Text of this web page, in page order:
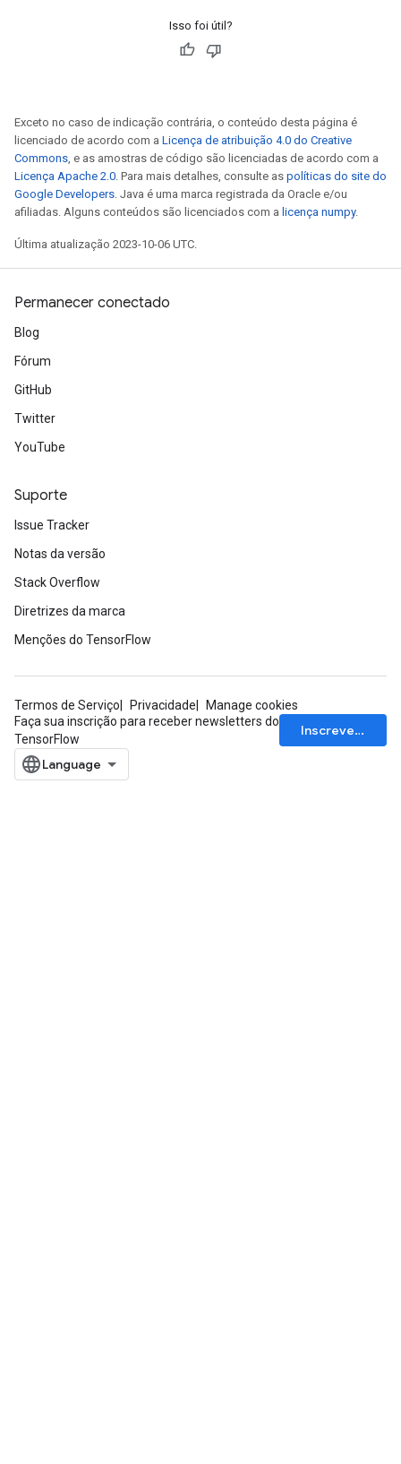
Isso foi útil?
Exceto no caso de indicação contrária, o conteúdo desta página é
licenciado de acordo com a Licença de atribuição 4.0 do Creative
Commons, e as amostras de código são licenciadas de acordo com a
Licença Apache 2.0. Para mais detalhes, consulte as políticas do site do
Google Developers. Java é uma marca registrada da Oracle e/ou
afiliadas. Alguns conteúdos são licenciados com a licença numpy.
Última atualização 2023-10-06 UTC.
Permanecer conectado
Blog
Fórum
GitHub
Twitter
YouTube
Suporte
Issue Tracker
Notas da versão
Stack Overflow
Diretrizes da marca
Menções do TensorFlow
Termos de Serviço Privacidade
Manage cookies
Faça sua inscrição para receber newsletters do
TensorFlow
Inscrever-se